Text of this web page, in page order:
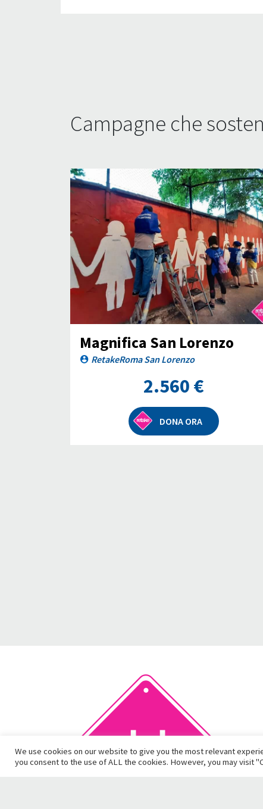
Campagne che
Magnifica San Lorenzo
RetakeRoma San Lorenzo
2.560 €
DONA ORA
We use cookies on our website to give you the most relevant
you consent to the use of ALL the cookies. However, you may visit